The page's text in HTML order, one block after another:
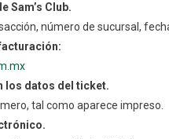
Aquí
De
Sam’s Club.
número de sucursal,
los datos del ticket.
tal como aparece impreso.